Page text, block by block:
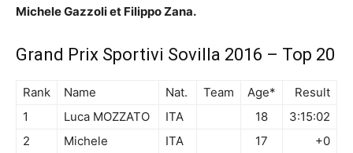
Michele Gazzoli et Filippo Zana.
Grand Prix Sportivi Sovilla 2016 – Top 20
Rank Name Nat. Team Age*
Result
1
Luca MOZZATO ITA 18
3:15:02
2
Michele
ITA 17 +0